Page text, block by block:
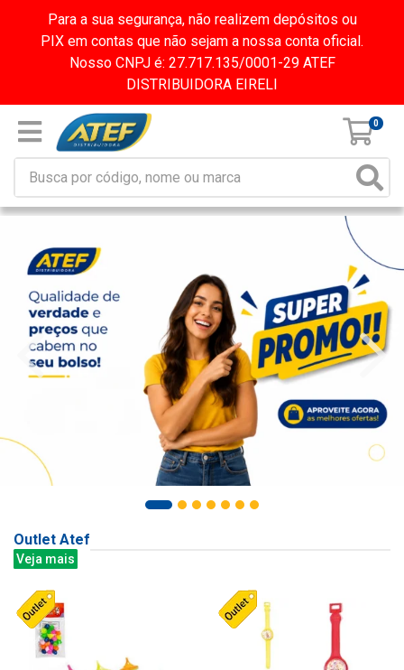
Para a sua segurança, não realizem depósitos ou
PIX em contas que não sejam a nossa conta oficial.
Nosso CNPJ é: 27.717.135/0001-29 ATEF
DISTRIBUIDORA EIRELI
0
Outlet Atef
Veja mais